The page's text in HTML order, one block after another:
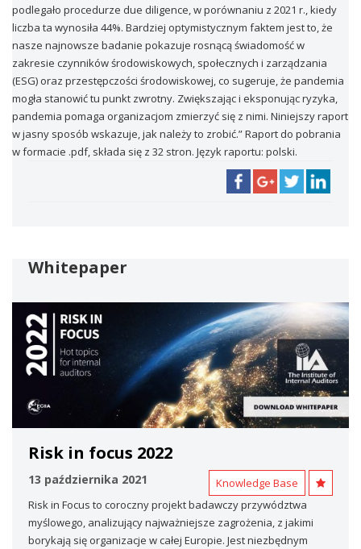
podlegało procedurze due diligence, w porównaniu z 2021 r., kiedy
liczba ta wynosiła 44%. Bardziej optymistycznym faktem jest to, że
nasze najnowsze badanie pokazuje rosnącą świadomość w
zakresie czynników środowiskowych, społecznych i zarządzania
(ESG) oraz przestępczości środowiskowej, co sugeruje, że pandemia
mogła stanowić tu punkt zwrotny. Zwiększając i eksponując ryzyka,
pandemia pomaga organizacjom zmierzyć się z nimi. Niniejszy raport
w jasny sposób wskazuje, jak należy to zrobić.” Raport do pobrania
w formacie .pdf, składa się z 32 stron. Język raportu: polski.
Whitepaper
Risk in focus 2022
13 października 2021
Knowledge Base
Risk in Focus to coroczny projekt badawczy przywództwa
myślowego, analizujący najważniejsze zagrożenia, z jakimi
borykają się organizacje w całej Europie. Jest niezbędnym